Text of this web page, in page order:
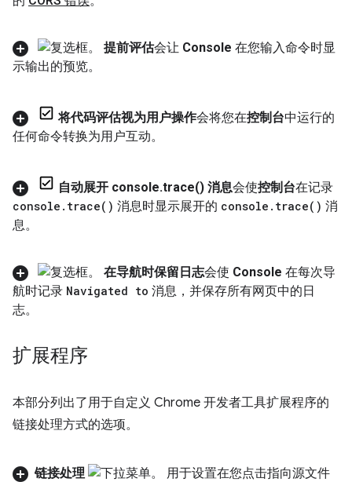
提前评估会让 Console 在您输入命令时显
示输出的预览。
将代码评估视为用户操作会将您在控制台中运行的
任何命令转换为用户互动。
自动展开 console.trace() 消息会使控制台在记录
console . trace( ) 消息时显示展开的 console . trace( ) 消
息。
在导航时保留日志会使 Console 在每次导
航时记录 Navigated to 消息，并保存所有网页中的日
志。
扩展程序
本部分列出了用于自定义 Chrome 开发者工具扩展程序的
链接处理方式的选项。
链接处理
用于设置在您点击指向源文件